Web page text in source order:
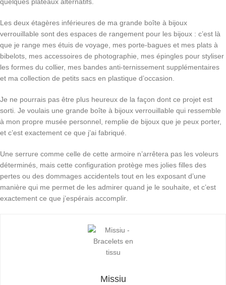
quelques plateaux alternatifs.
Les deux étagères inférieures de ma grande boîte à bijoux
verrouillable sont des espaces de rangement pour les bijoux : c’est là
que je range mes étuis de voyage, mes porte-bagues et mes plats à
bibelots, mes accessoires de photographie, mes épingles pour styliser
les formes du collier, mes bandes anti-ternissement supplémentaires
et ma collection de petits sacs en plastique d’occasion.
Je ne pourrais pas être plus heureux de la façon dont ce projet est
sorti. Je voulais une grande boîte à bijoux verrouillable qui ressemble
à mon propre musée personnel, remplie de bijoux que je peux porter,
et c’est exactement ce que j’ai fabriqué.
Une serrure comme celle de cette armoire n’arrêtera pas les voleurs
déterminés, mais cette configuration protège mes jolies filles des
pertes ou des dommages accidentels tout en les exposant d’une
manière qui me permet de les admirer quand je le souhaite, et c’est
exactement ce que j’espérais accomplir.
Missiu